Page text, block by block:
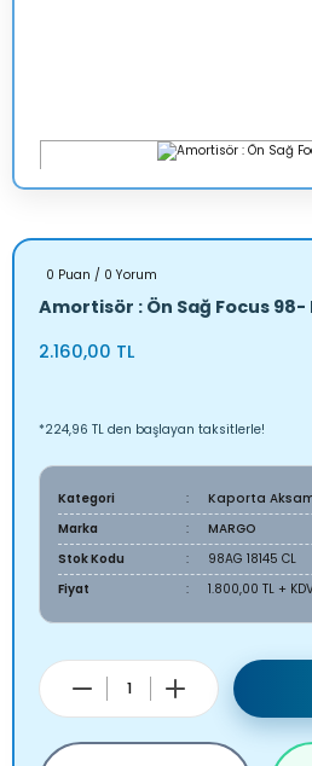
0 Puan / 0 Yorum
Amortisör : Ön Sağ Focus 98-
2.160,00 TL
*224,96 TL den başlayan taksitlerle!
Kategori
Kaporta
Marka
MARGO
Stok Kodu
98AG 18145 CL
Fiyat
1.800,00 TL +